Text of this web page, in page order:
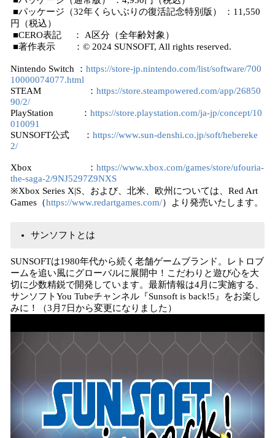
■パッケージ（32年くらいぶりの復活記念特別版） ：11,550
円（税込）
■CERO表記 ： A区分（全年齢対象）
■著作表示 ：© 2024 SUNSOFT, All rights reserved.
Nintendo Switch ： https://store-jp.nintendo.com/list/software/700
10000074077.html
STEAM ： https://store.steampowered.com/app/26850
90/2/
PlayStation ： https://store.playstation.com/ja-jp/concept/10
010091
SUNSOFT公式 ： https://www.sun-denshi.co.jp/soft/hebereke
2/
Xbox ： https://www.xbox.com/games/store/ufouria-
the-saga-2/9NJ5297Z9NXS
※Xbox Series X|S、および、北米、欧州については、Red Art
Games（https://www.redartgames.com/）より発売いたします。
サンソフトとは
SUNSOFTは1980年代から続く老舗ゲームブランド。レトロブ
ームを追い風にグローバルに展開中！こだわりと遊び心を大
切に少数精鋭で開発しています。最新情報は4月に実施する、
サンソフトYou Tubeチャンネル『Sunsoft is back!5』をお楽し
みに！（3月7日から変更になりました）